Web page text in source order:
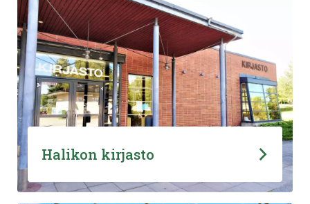
Halikon kirjasto